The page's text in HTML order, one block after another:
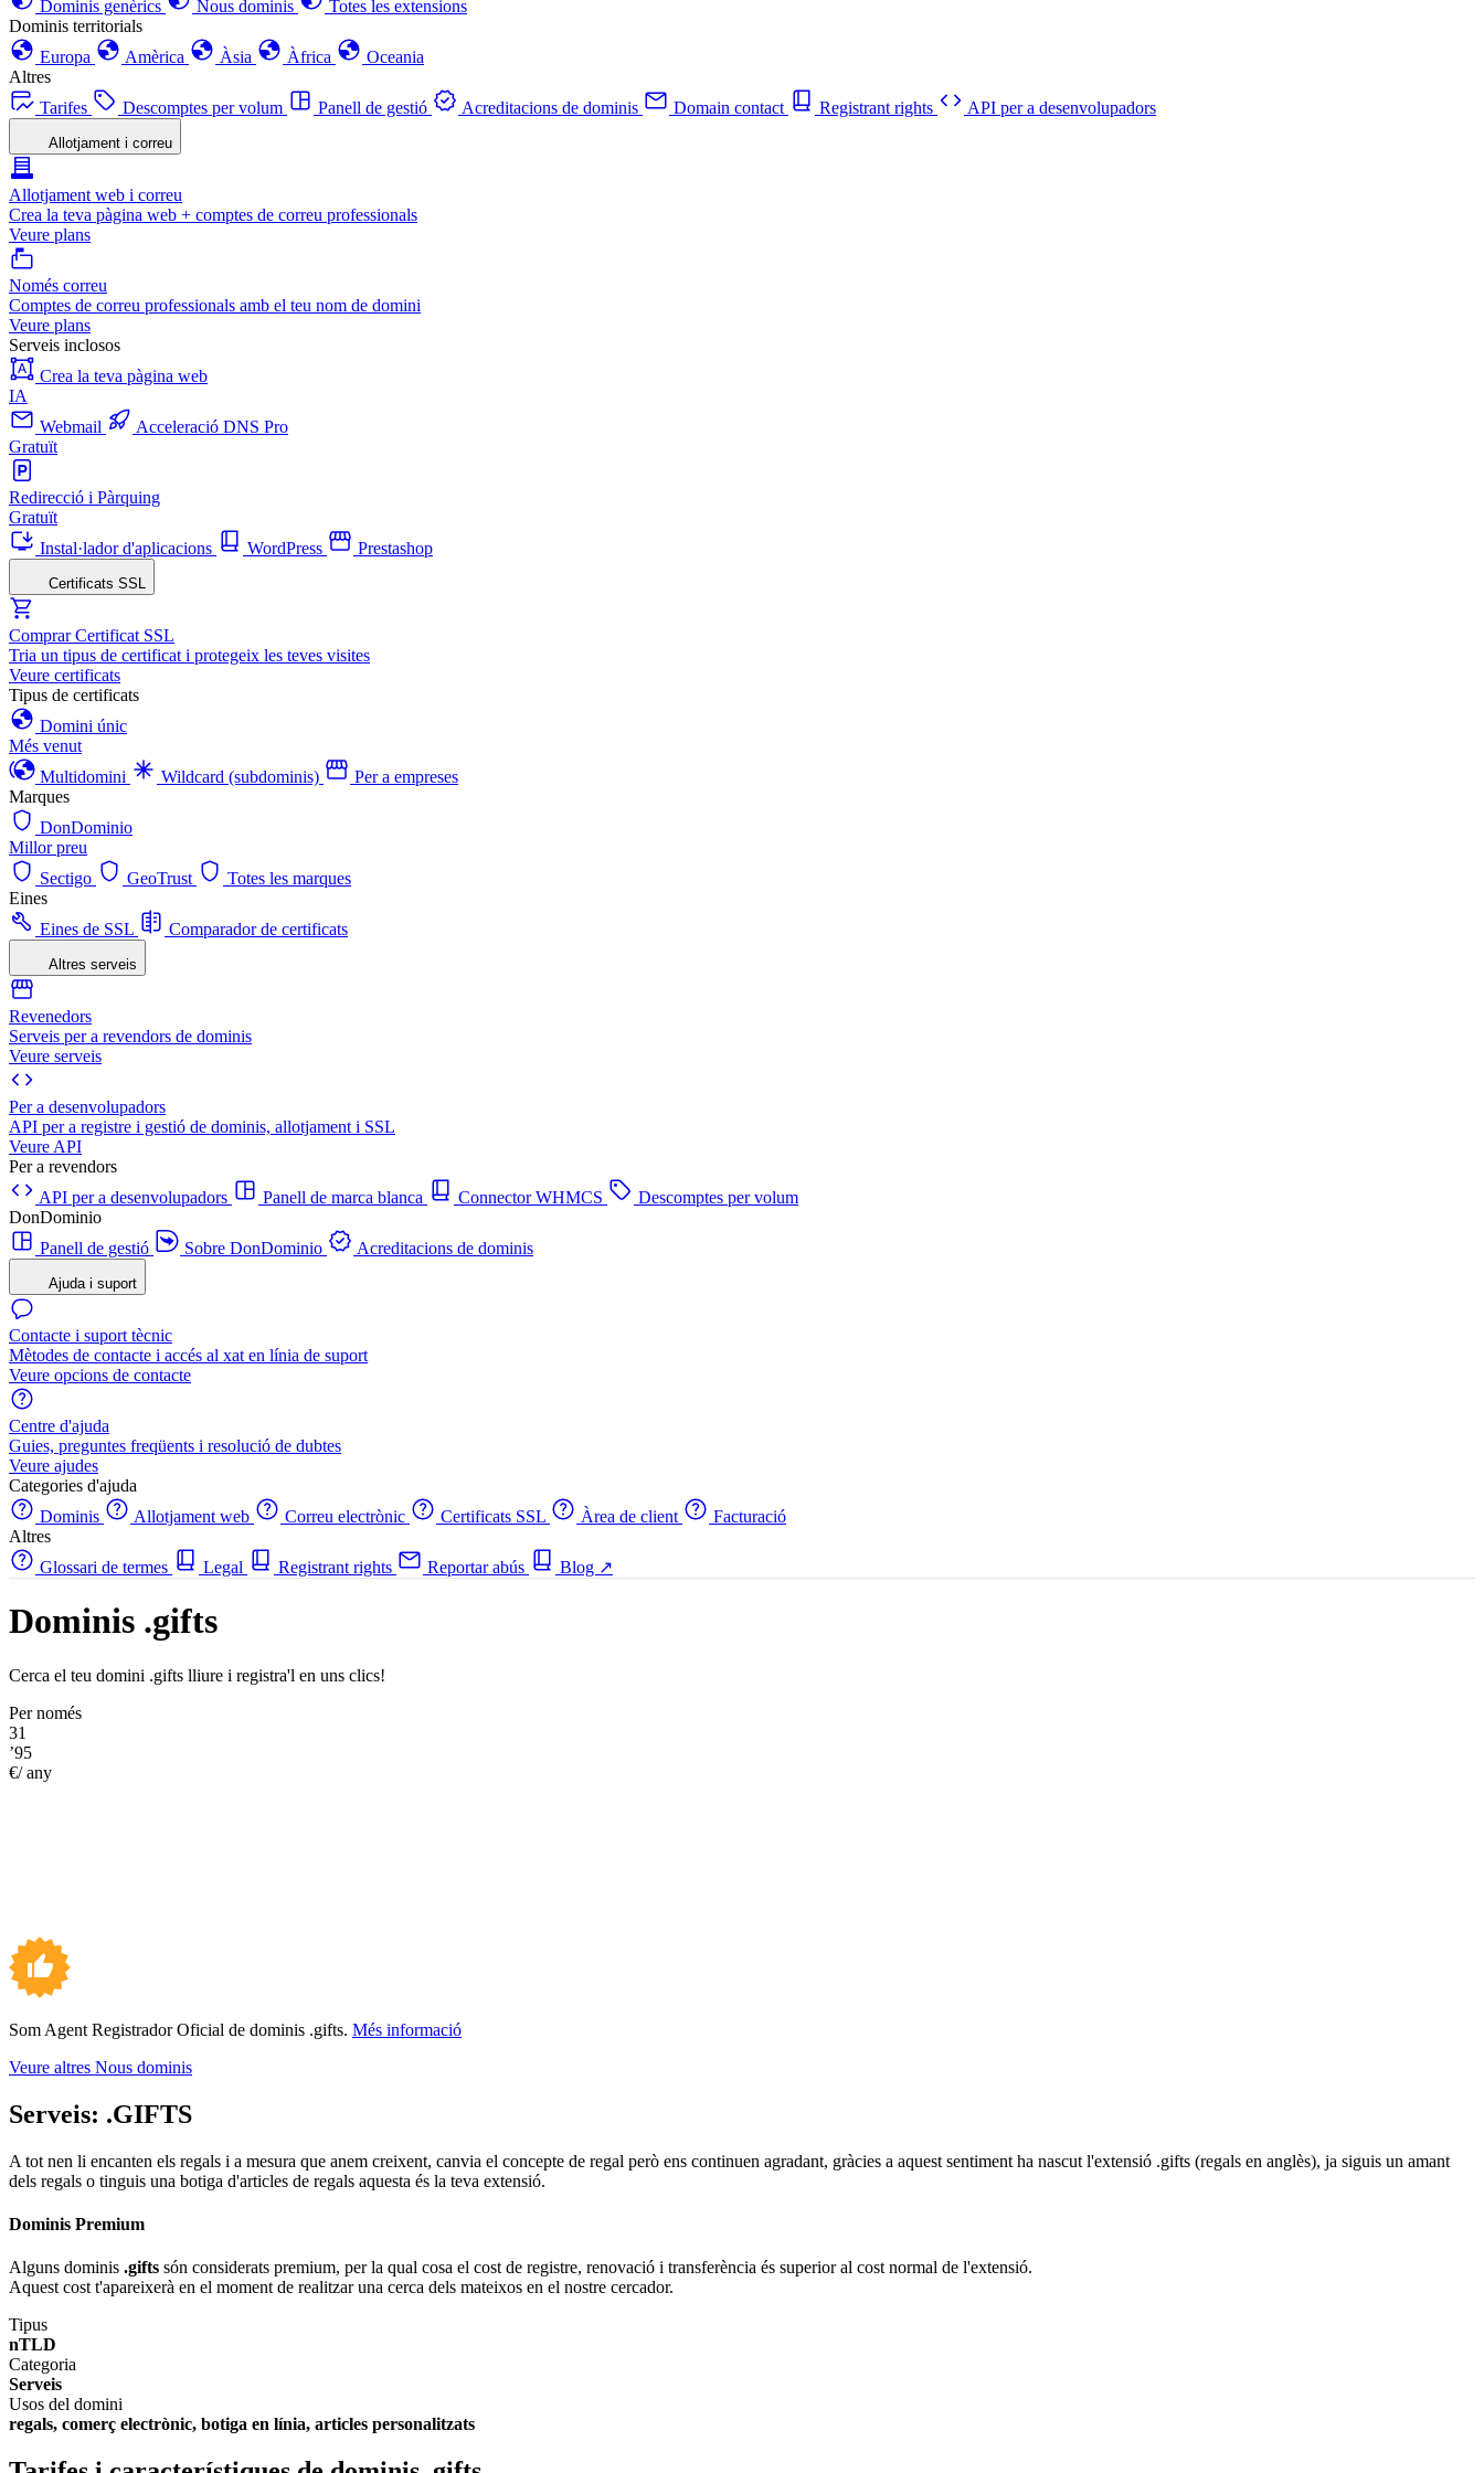
Dominis genèrics Nous dominis
Totes les extensions
Dominis territorials
Europa
Amèrica Àsia Àfrica
Oceania
Altres
Tarifes
Descomptes per volum Panell de gestió Acreditacions de dominis Domain contact Registrant rights API per a desenvolupadors
Allotjament i correu
Allotjament web i correu
Crea la teva pàgina web + comptes de correu professionals
Veure plans
Només correu
Comptes de correu professionals amb el teu nom de domini
Veure plans
Serveis inclosos
Crea la teva pàgina web
IA
Webmail
Acceleració DNS Pro
Gratuït
Redirecció i Pàrquing
Gratuït
Instal·lador d'aplicacions
WordPress Prestashop
Certificats SSL
Comprar Certificat SSL
Tria un tipus de certificat i protegeix les teves visites
Veure certificats
Tipus de certificats
Domini únic
Més venut
Multidomini
Wildcard (subdominis)
Per a empreses
Marques
DonDominio
Millor preu
Sectigo
GeoTrust
Totes les marques
Eines
Eines de SSL
Comparador de certificats
Altres serveis
Revenedors
Serveis per a revendors de dominis
Veure serveis
Per a desenvolupadors
API per a registre i gestió de dominis, allotjament i SSL
Veure API
Per a revendors
API per a desenvolupadors
Panell de marca blanca Connector WHMCS
Descomptes per volum
DonDominio
Panell de gestió
Sobre DonDominio Acreditacions de dominis
Ajuda i suport
Contacte i suport tècnic
Mètodes de contacte i accés al xat en línia de suport
Veure opcions de contacte
Centre d'ajuda
Guies, preguntes freqüents i resolució de dubtes
Veure ajudes
Categories d'ajuda
Dominis
Allotjament web Correu electrònic Certificats SSL Àrea de client
Facturació
Altres
Glossari de termes
Legal Registrant rights Reportar abús Blog ↗
Dominis .gifts
Cerca el teu domini .gifts lliure i registra'l en uns clics!
Per només
31
’95
€/ any
Som Agent Registrador Oficial de dominis .gifts. Més informació
Veure altres Nous dominis
Serveis: .GIFTS
A tot nen li encanten els regals i a mesura que anem creixent, canvia el concepte de regal però ens continuen agradant, gràcies a aquest sentiment ha nascut l'extensió .gifts (regals en anglès), ja siguis un amant
dels regals o tinguis una botiga d'articles de regals aquesta és la teva extensió.
Dominis Premium
Alguns dominis .gifts són considerats premium, per la qual cosa el cost de registre, renovació i transferència és superior al cost normal de l'extensió.
Aquest cost t'apareixerà en el moment de realitzar una cerca dels mateixos en el nostre cercador.
Tipus
nTLD
Categoria
Serveis
Usos del domini
regals, comerç electrònic, botiga en línia, articles personalitzats